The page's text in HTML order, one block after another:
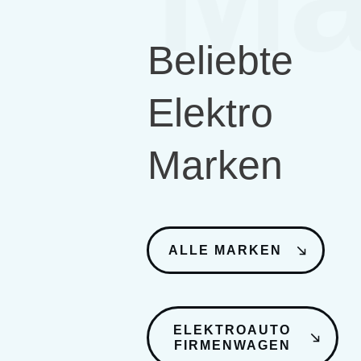
Beliebte
Elektro
Marken
ALLE MARKEN
ELEKTROAUTO
FIRMENWAGEN